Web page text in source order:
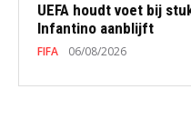
UEFA houdt voet bij
Infantino aanblijft
FIFA 06/08/2026